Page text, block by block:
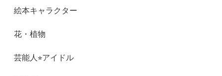
絵本キャラクター
花・植物
芸能人⭐︎アイドル